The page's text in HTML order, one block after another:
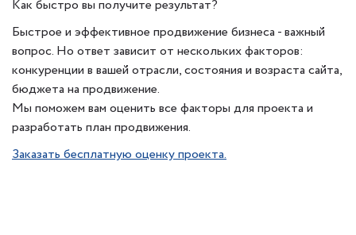
Как быстро вы получите результат?
Быстрое и эффективное продвижение бизнеса - важный
вопрос. Но ответ зависит от нескольких факторов:
конкуренции в вашей отрасли, состояния и возраста сайта,
бюджета на продвижение.
Мы поможем вам оценить все факторы для проекта и
разработать план продвижения.
Заказать бесплатную оценку проекта.